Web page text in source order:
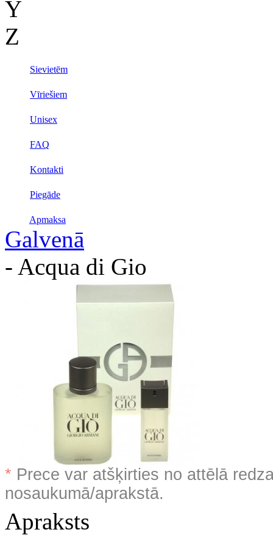
Y
Z
Sievietēm
Vīriešiem
Unisex
FAQ
Kontakti
Piegāde
Apmaksa
Galvenā
- Acqua di Gio
* Prece var atšķirties no attēlā
nosaukumā/aprakstā.
Apraksts